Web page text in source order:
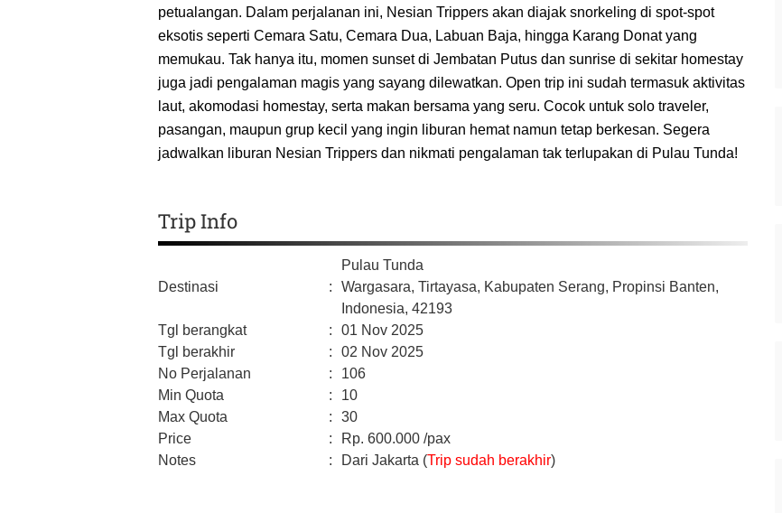
petualangan. Dalam perjalanan ini, Nesian Trippers akan diajak snorkeling di spot-spot
eksotis seperti Cemara Satu, Cemara Dua, Labuan Baja, hingga Karang Donat yang
memukau. Tak hanya itu, momen sunset di Jembatan Putus dan sunrise di sekitar homestay
juga jadi pengalaman magis yang sayang dilewatkan. Open trip ini sudah termasuk aktivitas
laut, akomodasi homestay, serta makan bersama yang seru. Cocok untuk solo traveler,
pasangan, maupun grup kecil yang ingin liburan hemat namun tetap berkesan. Segera
jadwalkan liburan Nesian Trippers dan nikmati pengalaman tak terlupakan di Pulau Tunda!
Trip Info
Destinasi :
Pulau Tunda
Wargasara, Tirtayasa, Kabupaten Serang, Propinsi Banten,
Indonesia, 42193
Tgl berangkat
:
01 Nov 2025
Tgl berakhir
:
02 Nov 2025
No Perjalanan
:
106
Min Quota
:
10
Max Quota
:
30
Price
: Rp. 600.000 /pax
Notes
: Dari Jakarta (Trip sudah berakhir)